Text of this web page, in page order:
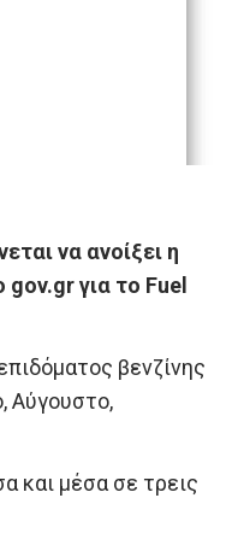
να ανοίξει η
για το Fuel
βενζίνης
Αύγουστο,
και μέσα σε τρεις